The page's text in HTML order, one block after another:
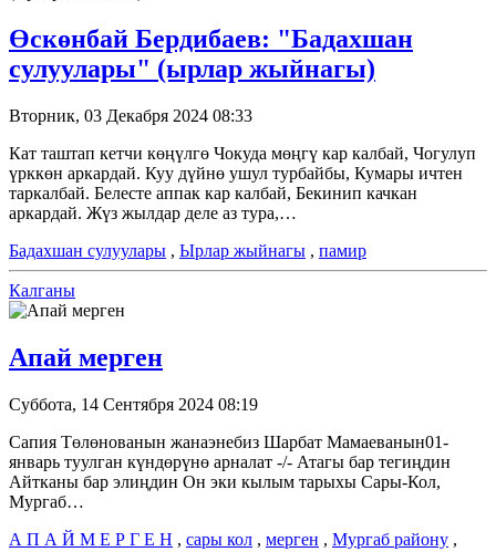
Өскөнбай Бердибаев: "Бадахшан
сулуулары" (ырлар жыйнагы)
Вторник, 03 Декабря 2024 08:33
Кат таштап кетчи көңүлгө Чокуда мөңгү кар калбай, Чогулуп
үрккөн аркардай. Куу дүйнө ушул турбайбы, Кумары ичтен
таркалбай. Белесте аппак кар калбай, Бекинип качкан
аркардай. Жүз жылдар деле аз тура,…
Бадахшан сулуулары , Ырлар жыйнагы , памир
Калганы
Апай мерген
Суббота, 14 Сентября 2024 08:19
Сапия Төлөнованын жанаэнебиз Шарбат Мамаеванын01-
январь туулган күндөрүнө арналат -/- Атагы бар тегиңдин
Айтканы бар элиңдин Он эки кылым тарыхы Сары-Кол,
Мургаб…
А П А Й М Е Р Г Е Н , сары кол , мерген , Мургаб району ,